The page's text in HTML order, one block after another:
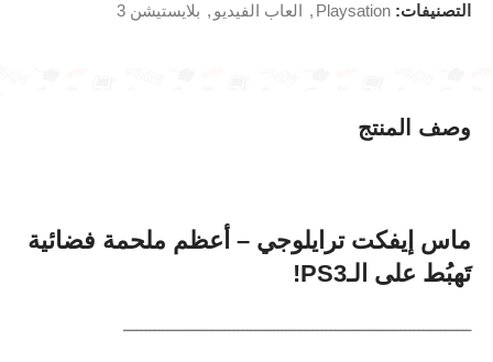
وصف المنتج
ماس إيفكتترايلوجي – أعظم ملحمة فضائية
تَهبُط على الـPS3!
ـــــــــــــــــــــــــــــــــــــــــــــــــــــــــــــــــــــــــــــــ
التصنيفات: Playsation
, العاب الفيديو , بلايستيشن 3